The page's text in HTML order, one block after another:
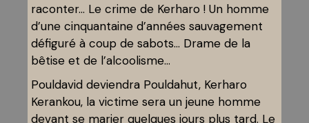
raconter… Le crime de Kerharo ! Un homme
d’une cinquantaine d’années sauvagement
défiguré à coup de sabots… Drame de la
bêtise et de l’alcoolisme…
Pouldavid deviendra Pouldahut, Kerharo
Kerankou, la victime sera un jeune homme
devant se marier quelques jours plus tard. Le